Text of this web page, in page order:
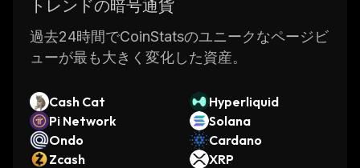
トレンドの暗号通貨
過去24時間でCoinStatsのユニークなページビ
ューが最も大きく変化した資産。
Cash Cat
Hyperliquid
Pi Network
Solana
Ondo
Cardano
Zcash
XRP